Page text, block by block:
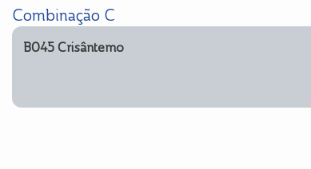
Combinação C
B045 Crisântemo